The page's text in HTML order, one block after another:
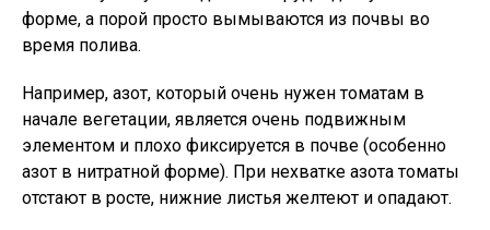
форме, а порой просто вымываются из почвы во
время полива.
Например, азот, который очень нужен томатам в
начале вегетации, является очень подвижным
элементом и плохо фиксируется в почве (особенно
азот в нитратной форме). При нехватке азота томаты
отстают в росте, нижние листья желтеют и опадают.